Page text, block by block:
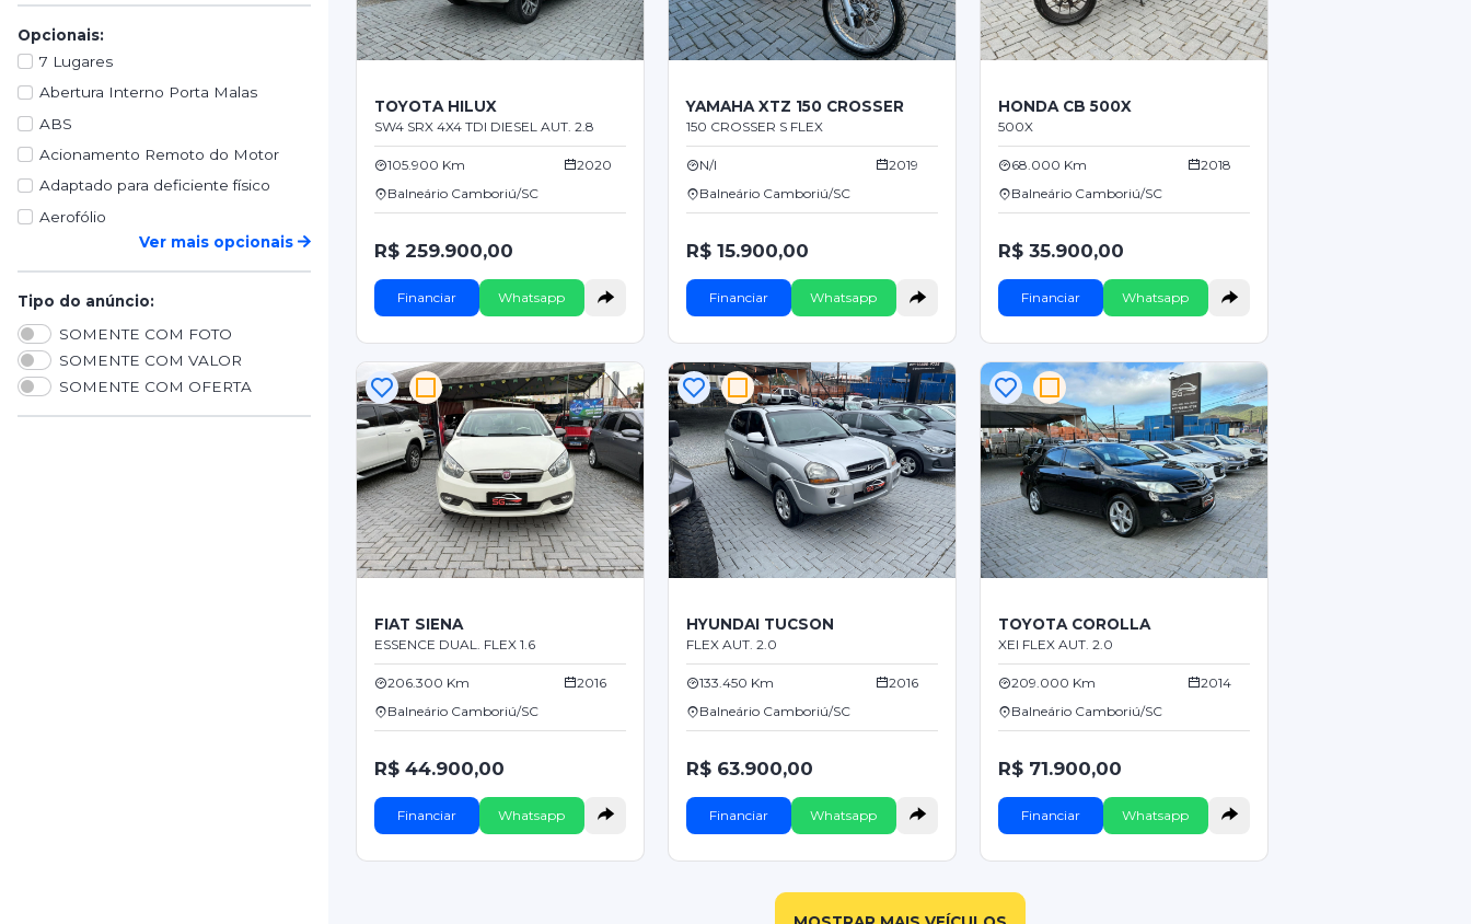
Opcionais:
7 Lugares
Abertura Interno Porta Malas
ABS
Acionamento Remoto do Motor
Adaptado para deficiente físico
Aerofólio
Ver mais opcionais
Tipo do anúncio:
SOMENTE COM FOTO
SOMENTE COM VALOR
SOMENTE COM OFERTA
TOYOTA HILUX
SW4 SRX 4X4 TDI DIESEL AUT. 2.8
105.900 Km
2020
Balneário Camboriú/SC
R$ 259.900,00
Financiar Whatsapp
YAMAHA XTZ 150 CROSSER
150 CROSSER S FLEX
N/I
2019
Balneário Camboriú/SC
R$ 15.900,00
Financiar Whatsapp
HONDA CB 500X
500X
68.000 Km
2018
Balneário Camboriú/SC
R$ 35.900,00
Financiar Whatsapp
FIAT SIENA
ESSENCE DUAL. FLEX 1.6
206.300 Km
2016
Balneário Camboriú/SC
R$ 44.900,00
Financiar Whatsapp
HYUNDAI TUCSON
FLEX AUT. 2.0
133.450 Km
2016
Balneário Camboriú/SC
R$ 63.900,00
Financiar Whatsapp
TOYOTA COROLLA
XEI FLEX AUT. 2.0
209.000 Km
2014
Balneário Camboriú/SC
R$ 71.900,00
Financiar Whatsapp